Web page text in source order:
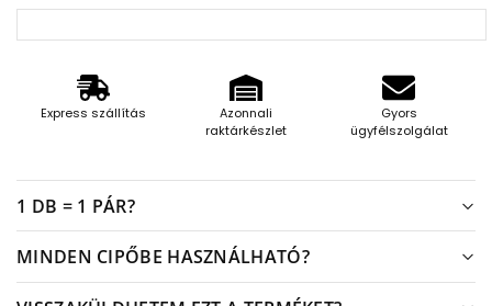
Express szállítás
Azonnali
raktárkészlet
Gyors
ügyfélszolgálat
1 DB = 1 PÁR?
MINDEN CIPŐBE HASZNÁLHATÓ?